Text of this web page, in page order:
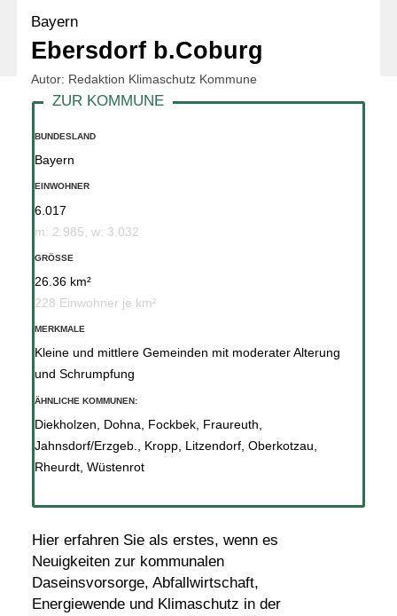
Bayern
Ebersdorf b.Coburg
Autor: Redaktion Klimaschutz Kommune
Hier erfahren Sie als erstes, wenn es
Neuigkeiten zur kommunalen
Daseinsvorsorge, Abfallwirtschaft,
Energiewende und Klimaschutz in der
BUNDESLAND
Bayern
EINWOHNER
6.017
m: 2.985, w: 3.032
GRÖSSE
26.36 km²
228 Einwohner je km²
MERKMALE
Kleine und mittlere Gemeinden mit moderater Alterung
und Schrumpfung
ÄHNLICHE KOMMUNEN:
Diekholzen Dohna Fockbek, Fraureuth
Jahnsdorf/Erzgeb.
Kropp, Litzendorf, Oberkotzau
Rheurdt, Wüstenrot